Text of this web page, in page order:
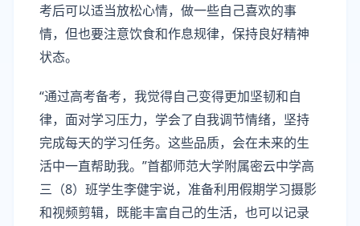
考后可以适当放松心情，做一些自己喜欢的事
情，但也要注意饮食和作息规律，保持良好精神
状态。
“通过高考备考，我觉得自己变得更加坚韧和自
律，面对学习压力，学会了自我调节情绪，坚持
完成每天的学习任务。这些品质，会在未来的生
活中一直帮助我。”首都师范大学附属密云中学高
三（8）班学生李健宇说，准备利用假期学习摄影
和视频剪辑，既能丰富自己的生活，也可以记录